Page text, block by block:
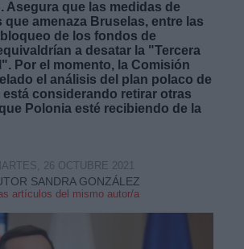
Asegura que las medidas de
amenaza Bruselas, entre las
de los fondos de
a desatar la "Tercera
Por el momento, la Comisión
el análisis del plan polaco de
considerando retirar otras
Polonia esté recibiendo de la
SANDRA GONZÁLEZ
artículos del mismo autor/a
26 OCTUBRE 2021